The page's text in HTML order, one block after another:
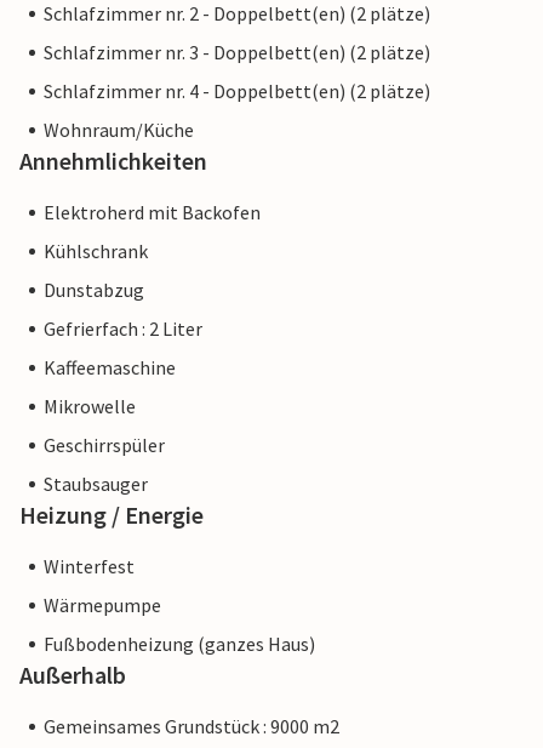
Schlafzimmer nr. 2 - Doppelbett(en) (2 plätze)
Schlafzimmer nr. 3 - Doppelbett(en) (2 plätze)
Schlafzimmer nr. 4 - Doppelbett(en) (2 plätze)
Wohnraum/Küche
Annehmlichkeiten
Elektroherd mit Backofen
Kühlschrank
Dunstabzug
Gefrierfach : 2 Liter
Kaffeemaschine
Mikrowelle
Geschirrspüler
Staubsauger
Heizung / Energie
Winterfest
Wärmepumpe
Fußbodenheizung (ganzes Haus)
Außerhalb
Gemeinsames Grundstück : 9000 m2